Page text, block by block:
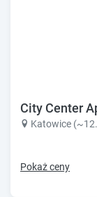
City Center
Katowice
Pokaż ceny